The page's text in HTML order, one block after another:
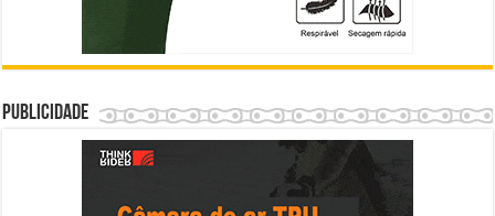
Publicidade